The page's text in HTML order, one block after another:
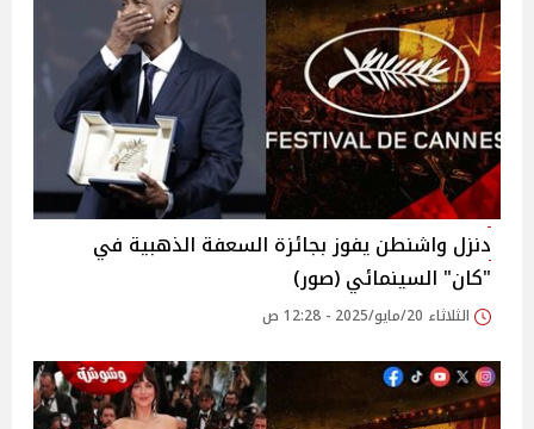
دنزل واشنطن يفوز بجائزة السعفة الذهبية في
"كان" السينمائي (صور)
الثلاثاء 20/مايو/2025 - 12:28 ص